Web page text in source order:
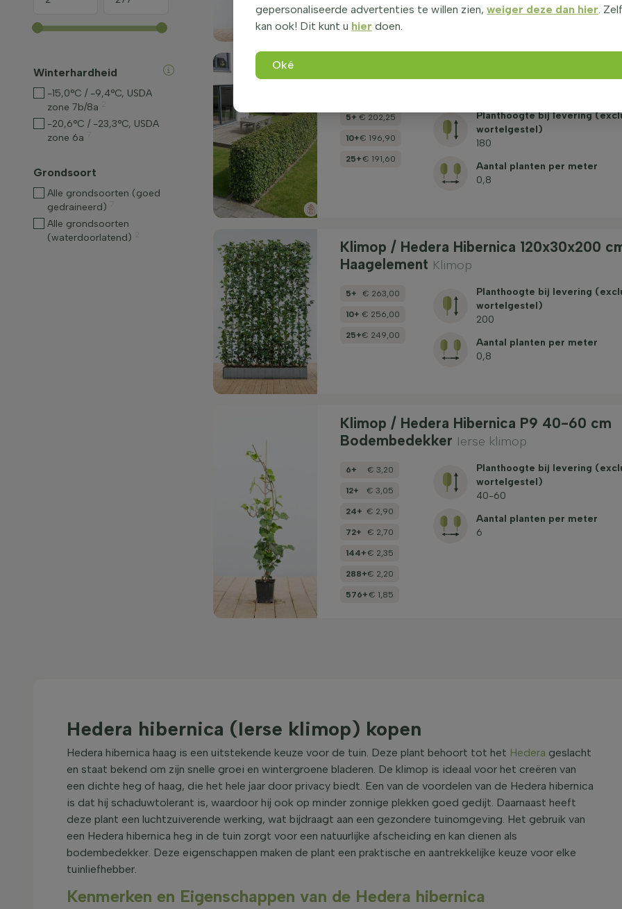
Winterhardheid
-15,0°C / -9,4°C, USDA
zone 7b/8a
-20,6°C / -23,3°C, USDA
zone 6a
Grondsoort
Alle grondsoorten (goed
gedraineerd)
Alle grondsoorten
(waterdoorlatend)
5+ € 202,25
10+€ 196,90
25+€ 191,60
Planthoogte bij levering
wortelgestel)
180
Aantal planten per meter
0,8
Klimop / Hedera Hibernica 120x30x200
Haagelement Klimop
5+ € 263,00
10+ € 256,00
25+€ 249,00
Planthoogte bij levering
wortelgestel)
200
Aantal planten per meter
0,8
Klimop / Hedera Hibernica P9 40-60 cm
Bodembedekker Ierse klimop
6+ € 3,20
12+ € 3,05
24+ € 2,90
72+ € 2,70
144+€ 2,35
288+€ 2,20
576+€ 1,85
Planthoogte bij levering
wortelgestel)
40-60
Aantal planten per meter
6
Hedera hibernica (Ierse klimop) kopen
Hedera hibernica haag is een uitstekende keuze voor de tuin. Deze plant behoort tot het Hedera geslacht
en staat bekend om zijn snelle groei en wintergroene bladeren. De klimop is ideaal voor het creëren van
een dichte heg of haag, die het hele jaar door privacy biedt. Een van de voordelen van de Hedera hibernica
is dat hij schaduwtolerant is, waardoor hij ook op minder zonnige plekken goed gedijt. Daarnaast heeft
deze plant een luchtzuiverende werking, wat bijdraagt aan een gezondere tuinomgeving. Het gebruik van
een Hedera hibernica heg in de tuin zorgt voor een natuurlijke afscheiding en kan dienen als
bodembedekker. Deze eigenschappen maken de plant een praktische en aantrekkelijke keuze voor elke
tuinliefhebber.
Kenmerken en Eigenschappen van de Hedera hibernica
gepersonaliseerde advertenties te willen zien, weiger deze dan hier.
kan ook! Dit kunt u hier doen.
Oké